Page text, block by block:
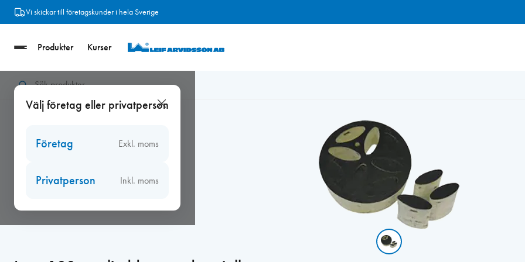
Hoppa
Vi skickar till företagskunder i hela Sverige
Produkter Kurser
Välj företag eller privatperson
Företag Exkl. moms
Privatperson Inkl. moms
Hem Inno ljuddämpande spjäll/